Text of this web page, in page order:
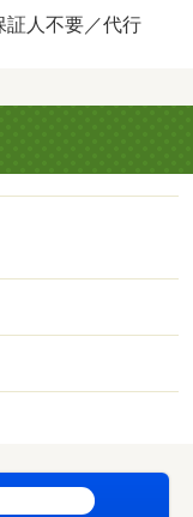
／礼金不要／敷金
・礼金不要／保証
稚園（幼稚園・
ンビニ）まで１７
ー）まで１７３４
ｍ／千浜小学校
（中学校）まで１
証人不要／代行